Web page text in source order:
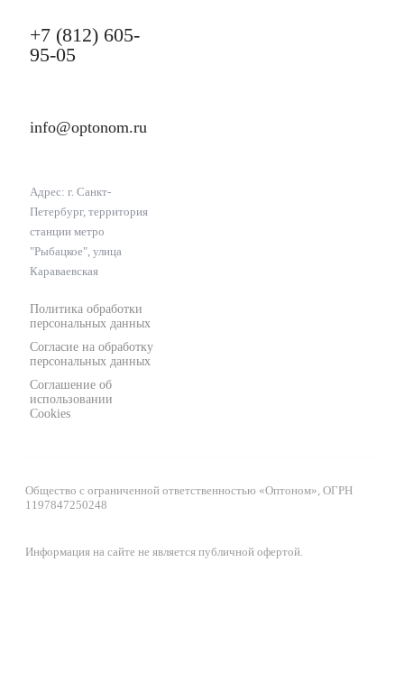
+7 (812) 605-
95-05
info@optonom.ru
Адрес: г. Санкт-
Петербург, территория
станции метро
"Рыбацкое", улица
Караваевская
Политика обработки
персональных данных
Согласие на обработку
персональных данных
Соглашение об
использовании
Cookies
Общество с ограниченной ответственностью «Оптоном», ОГРН
1197847250248
Информация на сайте не является публичной офертой.